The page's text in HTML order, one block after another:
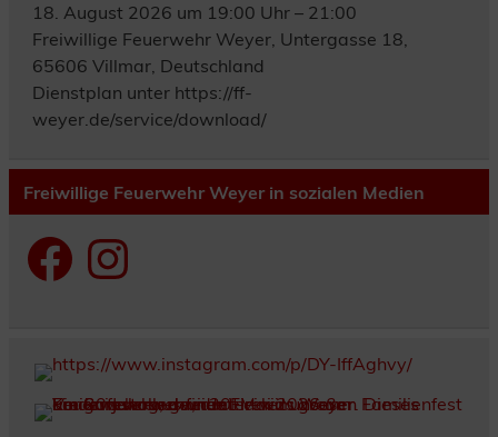
18. August 2026 um 19:00 Uhr – 21:00
Freiwillige Feuerwehr Weyer, Untergasse 18,
65606 Villmar, Deutschland
Dienstplan unter https://ff-
weyer.de/service/download/
Freiwillige Feuerwehr Weyer in sozialen Medien
FacebookInstagram